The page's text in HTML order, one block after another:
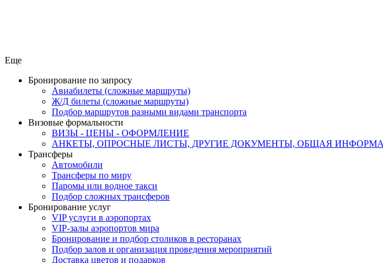
Еще
Бронирование по запросу
Авиабилеты (сложные маршруты)
Ж/Д билеты (сложные маршруты)
Подбор маршрутов разными видами транспорта
Визовые формальности
ВИЗЫ - ЦЕНЫ - ОФОРМЛЕНИЕ
АНКЕТЫ, ОПРОСНЫЕ ЛИСТЫ, ДРУГИЕ ДОКУМЕНТЫ, ОБЩАЯ
Трансферы
Автомобили
Трансферы по миру
Паромы или водное такси
Подбор сложных трансферов
Бронирование услуг
VIP услуги в аэропортах
VIP-залы аэропортов мира
Бронирование и подбор столиков в ресторанах
Подбор залов и организация проведения мероприятий
Доставка цветов и подарков